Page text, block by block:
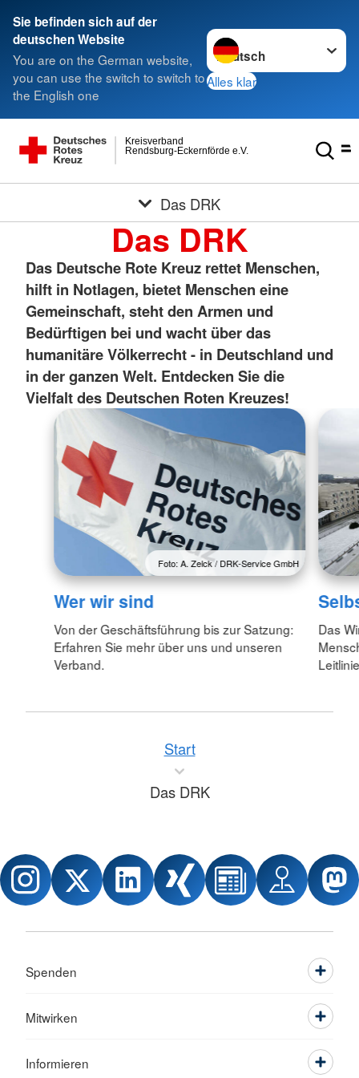
Sie befinden sich auf der
deutschen Website
You are on the German website,
you can use the switch to switch to
the English one
Sprache wechseln zu
Alles klar
Rendsburg-Eckernförde e.V.
Kreisverband
Das DRK
Das DRK
Das Deutsche Rote Kreuz rettet Menschen,
hilft in Notlagen, bietet Menschen eine
Gemeinschaft, steht den Armen und
Bedürftigen bei und wacht über das
humanitäre Völkerrecht - in Deutschland und
in der ganzen Welt. Entdecken Sie die
Vielfalt des Deutschen Roten Kreuzes!
Foto: A. Zelck / DRK-Service GmbH
Wer wir sind
Von der Geschäftsführung bis zur Satzung:
Erfahren Sie mehr über uns und unseren
Verband.
Das
Start
Das DRK
Spenden
Mitwirken
Informieren